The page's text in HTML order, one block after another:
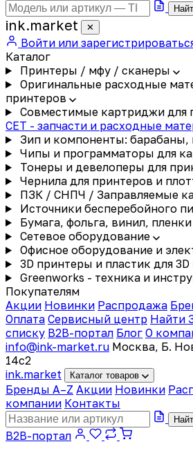
ink.market ✕
Войти или
Каталог
Принтеры / мфу / сканеры
Оригинальные расходные
принтеров
Совместимые картриджи для
CET - запчасти и расходные
Зип и компоненты: барабаны,
Чипы и программаторы для
Тонеры и девелоперы для
Чернила для принтеров и
ПЗК / СНПЧ / Заправляемые
Источники бесперебойного
Бумага, фольга, винил, пленки
Сетевое оборудование
Офисное оборудование и
3D принтеры и пластик для 3D
Greenworks - техника и
Покупателям
Акции Новинки Распродажа
Оплата Сервисный центр Найти
списку B2B-портал Блог О
info@ink-market.ru Москва, Б.
14с2
ink.market Каталог товаров
Бренды A–Z Акции Новинки
компании Контакты
B2B-портал